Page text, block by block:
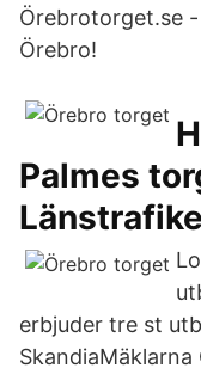
Örebrotorget.se
Örebro!
Palmes
erbjuder tre st